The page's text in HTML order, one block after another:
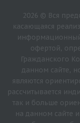
2026 © Вся
касающаяся
информационный
офертой,
Гражданского
данном сайте,
являются
рассчитывается
так и больше
на данном сайте